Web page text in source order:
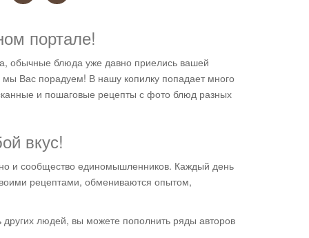
портале!
обычные блюда уже давно приелись вашей
Вас порадуем! В нашу копилку попадает много
и пошаговые рецепты с фото блюд разных
вкус!
и сообщество единомышленников. Каждый день
рецептами, обмениваются опытом,
людей, вы можете пополнить ряды авторов